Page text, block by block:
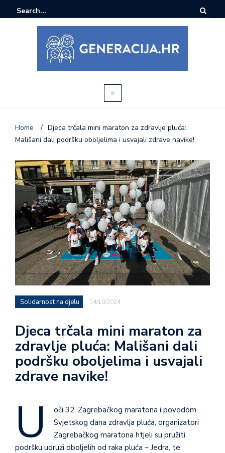
Home / Djeca trčala mini maraton za zdravlje pluća:
Mališani dali podršku oboljelima i usvajali zdrave navike!
Solidarnost na djelu 14/10/2024
Djeca trčala mini maraton za
zdravlje pluća: Mališani dali
podršku oboljelima i usvajali
zdrave navike!
U
oči 32. Zagrebačkog maratona i povodom
Svjetskog dana zdravlja pluća, organizatori
Zagrebačkog maratona htjeli su pružiti
podršku udruzi oboljelih od raka pluća – Jedra, te